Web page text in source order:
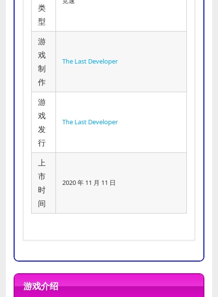
类
型
游
戏
制
作
The Last Developer
游
戏
发
行
The Last Developer
上
市
时
间
2020 年 11 月 11 日
游戏介绍